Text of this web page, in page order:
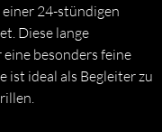
24-stündigen
Diese lange
besonders feine
ist ideal als Begleiter zu